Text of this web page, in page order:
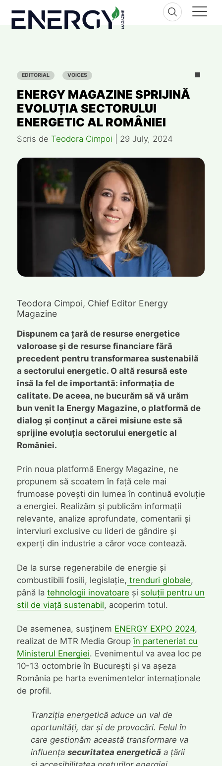
content
EDITORIAL VOICES
ENERGY MAGAZINE SPRIJINĂ
EVOLUȚIA SECTORULUI
ENERGETIC AL ROMÂNIEI
Scris de Teodora Cimpoi 29 July, 2024
Teodora Cimpoi, Chief Editor Energy
Magazine
Dispunem ca țară de resurse energetice
valoroase și de resurse financiare fără
precedent pentru transformarea sustenabilă
a sectorului energetic. O altă resursă este
însă la fel de importantă: informația de
calitate. De aceea, ne bucurăm să vă urăm
bun venit la Energy Magazine, o platformă de
dialog și conținut a cărei misiune este să
sprijine evoluția sectorului energetic al
României.
Prin noua platformă Energy Magazine, ne
propunem să scoatem în față cele mai
frumoase povești din lumea în continuă evoluție
a energiei. Realizăm și publicăm informații
relevante, analize aprofundate, comentarii și
interviuri exclusive cu lideri de gândire și
experți din industrie a căror voce contează.
De la surse regenerabile de energie și
combustibili fosili, legislație, trenduri globale,
până la tehnologii inovatoare și soluții pentru un
stil de viață sustenabil, acoperim totul.
De asemenea, susținem ENERGY EXPO 2024,
realizat de MTR Media Groupîn parteneriat cu
Ministerul Energiei. Evenimentul va avea loc pe
10-13 octombrie în București și va așeza
România pe harta evenimentelor internaționale
de profil.
Tranziția energetică aduce un val de
oportunități, dar și de provocări. Felul în
care gestionăm această transformare va
influențasecuritatea energetică a țării